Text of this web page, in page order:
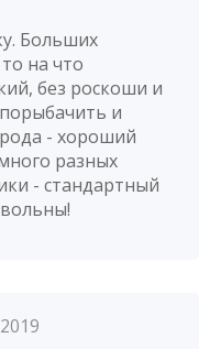
Больших
на что
без роскоши и
и
- хороший
разных
- стандартный